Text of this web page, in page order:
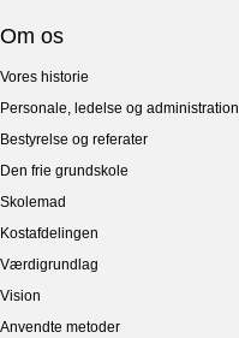
Om os
Vores historie
Personale, ledelse og administration
Bestyrelse og referater
Den frie grundskole
Skolemad
Kostafdelingen
Værdigrundlag
Vision
Anvendte metoder